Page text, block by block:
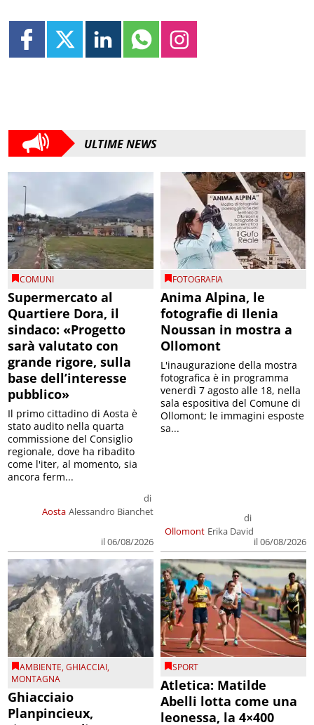
ULTIME NEWS
COMUNI
Supermercato al
Quartiere Dora, il
sindaco: «Progetto
sarà valutato con
grande rigore, sulla
base dell’interesse
pubblico»
Aosta
di
Alessandro Bianchet
il 06/08/2026
Il primo cittadino di Aosta è
stato audito nella quarta
commissione del Consiglio
regionale, dove ha ribadito
come l'iter, al momento, sia
ancora ferm...
FOTOGRAFIA
Anima Alpina, le
fotografie di Ilenia
Noussan in mostra a
Ollomont
Ollomont
di
Erika David
il 06/08/2026
L'inaugurazione della mostra
fotografica è in programma
venerdì 7 agosto alle 18, nella
sala espositiva del Comune di
Ollomont; le immagini esposte
sa...
AMBIENTE,GHIACCIAI,
MONTAGNA
Ghiacciaio
Planpincieux,
SPORT
Atletica: Matilde
Abelli lotta come una
leonessa, la 4×400